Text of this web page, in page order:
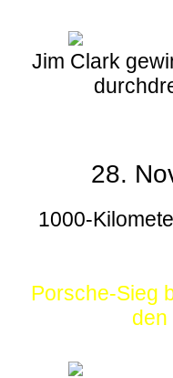
Jim Clark
28.
1000-
Porsche-Sieg
den